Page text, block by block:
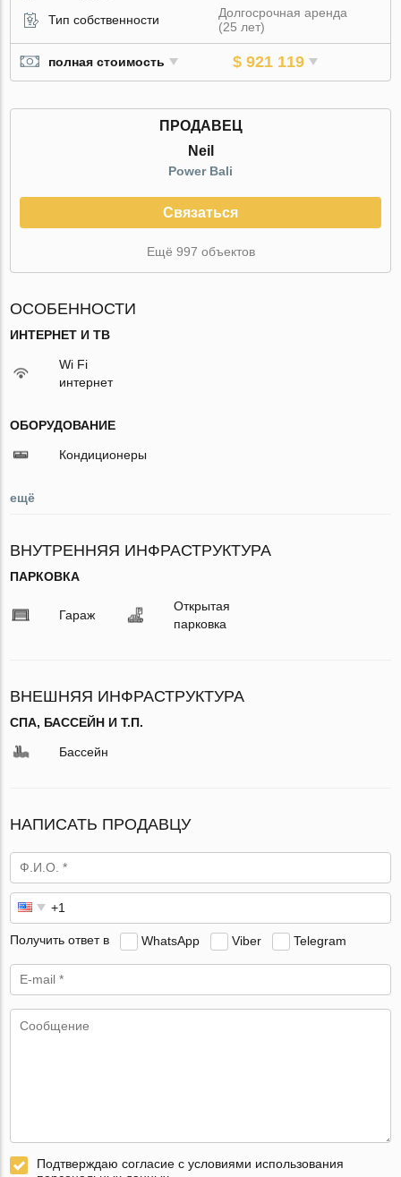
Тип собственности
Долгосрочная аренда
(25 лет)
полная стоимость $ 921 119
ПРОДАВЕЦ
Neil
Power Bali
Связаться
Ещё 997 объектов
ОСОБЕННОСТИ
ИНТЕРНЕТ И ТВ
Wi Fi
интернет
ОБОРУДОВАНИЕ
Кондиционеры
ещё
ВНУТРЕННЯЯ ИНФРАСТРУКТУРА
ПАРКОВКА
Гараж
Открытая
парковка
ВНЕШНЯЯ ИНФРАСТРУКТУРА
СПА, БАССЕЙН И Т.П.
Бассейн
НАПИСАТЬ ПРОДАВЦУ
Получить ответ в WhatsApp Viber Telegram
Подтверждаю согласие с условиями использования